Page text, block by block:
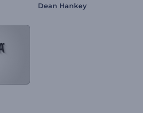
Dean Hankey